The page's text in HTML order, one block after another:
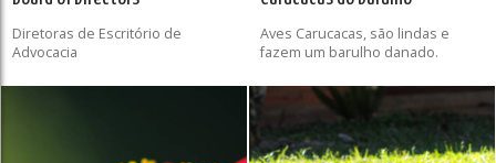
Diretoras de Escritório de
Advocacia
Aves Carucacas, são lindas e
fazem um barulho danado.